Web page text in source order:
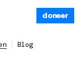
doneer
Blog